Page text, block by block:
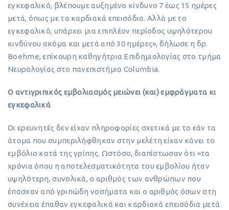
εγκεφαλικό, βλέπουμε αυξημένο κίνδυνο 7 έως 15 ημέρες
μετά, όπως με τα καρδιακά επεισόδια. Αλλά με το
εγκεφαλικό, υπάρχει μια επιπλέον περίοδος υψηλότερου
κινδύνου ακόμα και μετά από 30 ημέρες», δήλωσε η δρ.
Boehme, επίκουρη καθηγήτρια Επιδημιολογίας στο τμήμα
Νευρολογίας στο πανεπιστήμιο Columbia.
Ο αντιγριπικός εμβολιασμός μειώνει (και) εμφράγματα κι
εγκεφαλικά
Οι ερευνητές δεν είχαν πληροφορίες σχετικά με το εάν τα
άτομα που συμπεριλήφθηκαν στην μελέτη είχαν κάνει το
εμβόλιο κατά της γρίπης. Ωστόσο, διαπίστωσαν ότι «τα
χρόνια όπου η αποτελεσματικότητα του εμβολίου ήταν
υψηλότερη, συνολικά, ο αριθμός των ανθρώπων που
έπασχαν από γριπώδη νοσήματα και ο αριθμός όσων στη
συνέχεια έπαθαν εγκεφαλικά και καρδιακά επεισόδια μετά